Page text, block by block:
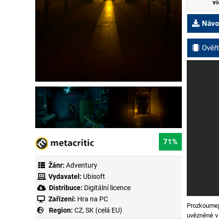
71%
Žánr: Adventury
Vydavatel: Ubisoft
Distribuce: Digitální licence
Zařízení: Hra na PC
Region: CZ, SK (celá EU)
uvězněné